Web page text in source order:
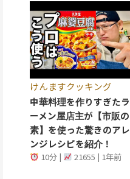
けんますクッキング
中華料理を作りすぎたラ
ーメン屋店主が【市販の
素】を使った驚きのアレ
ンジレシピを紹介！
10分 | 21655 | 1年前